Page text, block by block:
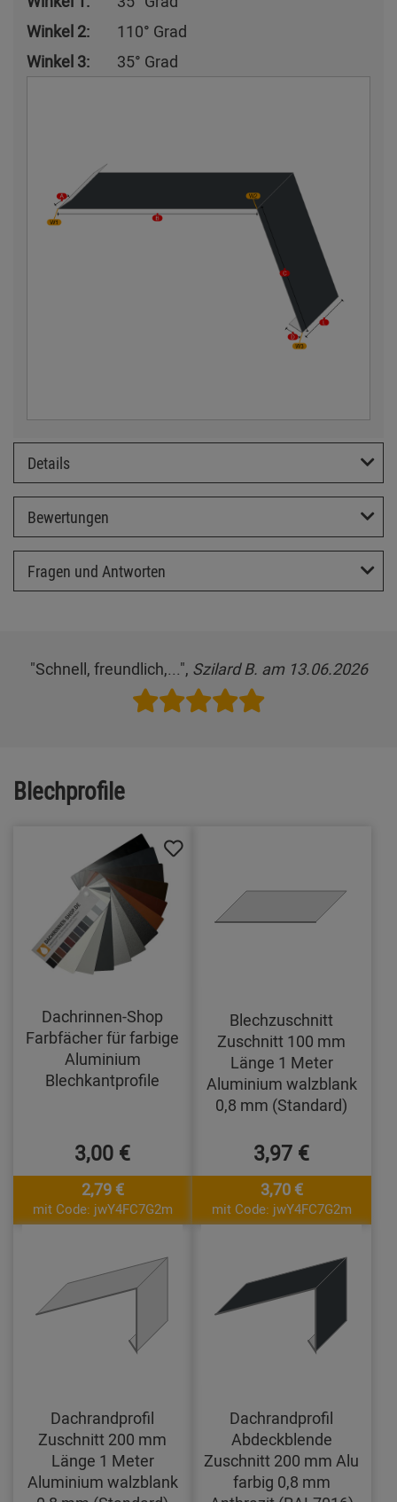
Winkel 2:
110° Grad
Winkel 3:
35° Grad
Details
Bewertungen
Fragen und Antworten
"Schnell, freundlich,...", Szilard B. am 13.06.2026
Blechprofile
Dachrinnen-Shop
Farbfächer für farbige
Aluminium
Blechkantprofile
3,00 €
2,79 €
mit Code: jwY4FC7G2m
Blechzuschnitt
Zuschnitt 100 mm
Länge 1 Meter
Aluminium walzblank
0,8 mm (Standard)
3,97 €
3,70 €
mit Code: jwY4FC7G2m
Dachrandprofil
Zuschnitt 200 mm
Länge 1 Meter
Aluminium walzblank
Dachrandprofil
Abdeckblende
Zuschnitt 200 mm Alu
farbig 0,8 mm